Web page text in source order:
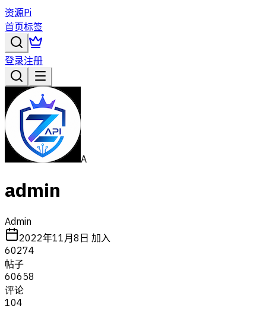
资源Pi
首页标签
登录注册
A
admin
Admin
2022年11月8日 加入
60274
帖子
60658
评论
104